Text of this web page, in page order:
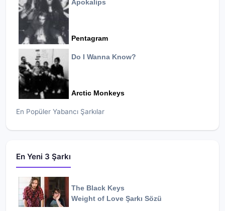
Apokalips
Pentagram
Do I Wanna Know?
Arctic Monkeys
En Popüler Yabancı Şarkılar
En Yeni 3 Şarkı
The Black Keys
Weight of Love Şarkı Sözü